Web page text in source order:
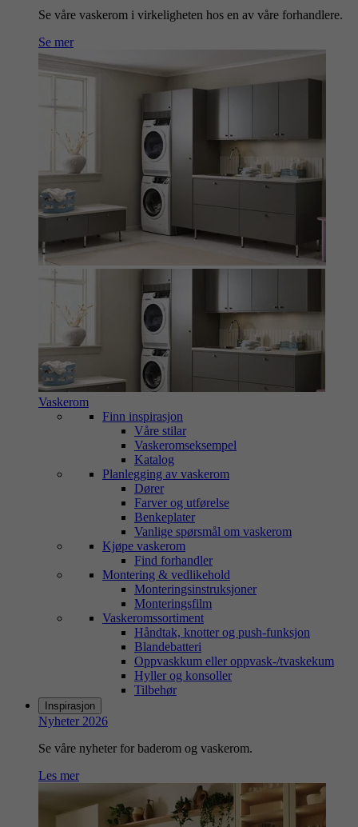
Se våre vaskerom i virkeligheten hos en av våre forhandlere.
Se mer
Vaskerom
Finn inspirasjon
Våre stilar
Vaskeromseksempel
Katalog
Planlegging av vaskerom
Dører
Farver og utførelse
Benkeplater
Vanlige spørsmål om vaskerom
Kjøpe vaskerom
Find forhandler
Montering & vedlikehold
Monteringsinstruksjoner
Monteringsfilm
Vaskeromssortiment
Håndtak, knotter og push-funksjon
Blandebatteri
Oppvaskkum eller oppvask-/tvaskekum
Hyller og konsoller
Tilbehør
Inspirasjon
Nyheter 2026
Se våre nyheter for baderom og vaskerom.
Les mer